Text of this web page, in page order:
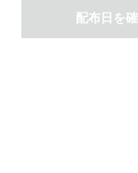
配布日を